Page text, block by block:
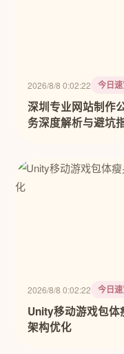
2026/8/8 0:02:22 今日
深圳专业网站制作
务深度解析与避坑
2026/8/8 0:02:22 今日
Unity移动游戏包体
架构优化